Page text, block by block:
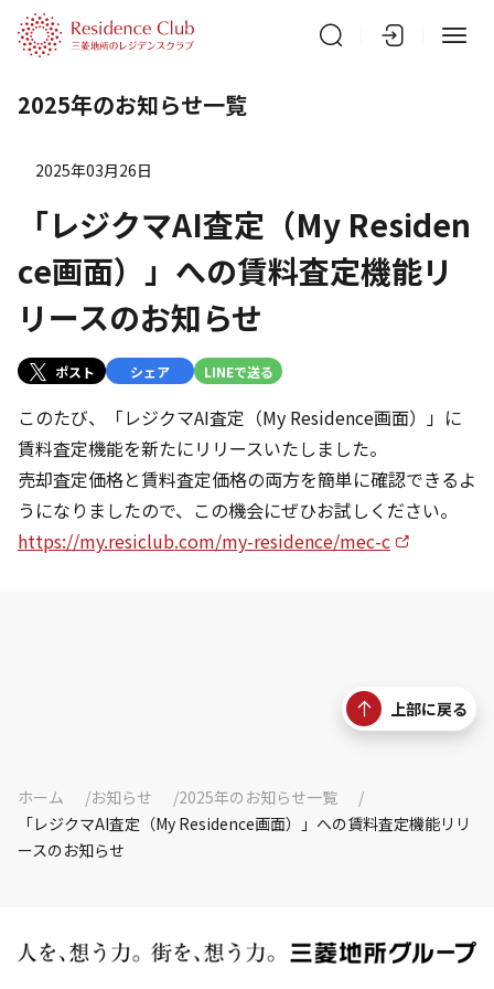
2025年のお知らせ一覧
2025年03月26日
「レジクマAI査定（My Residen
ce画面）」への賃料査定機能リ
リースのお知らせ
ポスト シェア LINEで送る
このたび、「レジクマAI査定（My Residence画面）」に
賃料査定機能を新たにリリースいたしました。
売却査定価格と賃料査定価格の両方を簡単に確認できるよ
うになりましたので、この機会にぜひお試しください。
https://my.resiclub.com/my-residence/mec-c
上部に戻る
ホーム お知らせ
2025年のお知らせ一覧
「レジクマAI査定（My Residence画面）」への賃料査定機能リリ
ースのお知らせ